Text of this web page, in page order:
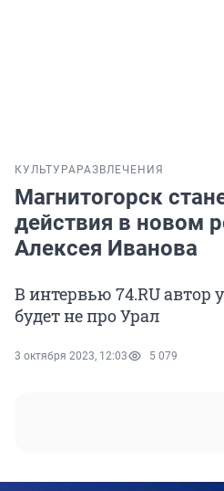
КУЛЬТУРА РАЗВЛЕЧЕНИЯ
Магнитогорск
действия в новом
Алексея Иванова
В интервью 74.RU автор
будет не про Урал
3 октября 2023, 12:03 5 079